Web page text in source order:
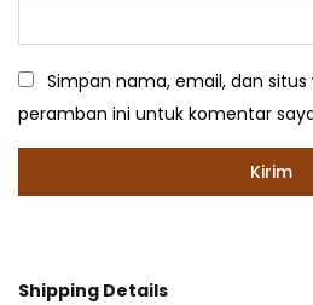
Simpan nama, email, dan situs
peramban ini untuk komentar
Shipping Details